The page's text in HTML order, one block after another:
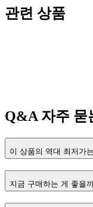
관련 상품
Q&A자주 묻
이 상품의 역대 최저가
지금 구매하는 게 좋을